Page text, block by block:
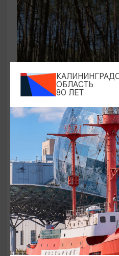
ЭКСКУРСИИ
Аудиоспектакль
косы»
01.02.2026 -
Куршская коса
ОТ 2500₽
ОБЛАСТЬ
80 ЛЕТ